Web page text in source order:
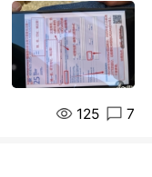
125 7